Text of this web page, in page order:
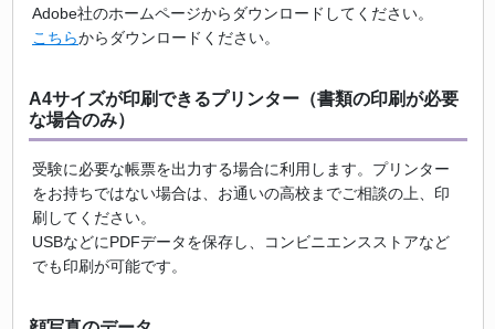
Adobe社のホームページからダウンロードしてください。
こちらからダウンロードください。
A4サイズが印刷できるプリンター（書類の印刷が必要
な場合のみ）
受験に必要な帳票を出力する場合に利用します。プリンター
をお持ちではない場合は、お通いの高校までご相談の上、印
刷してください。
USBなどにPDFデータを保存し、コンビニエンスストアなど
でも印刷が可能です。